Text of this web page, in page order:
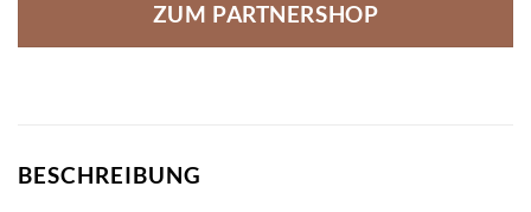
ZUM PARTNERSHOP
BESCHREIBUNG